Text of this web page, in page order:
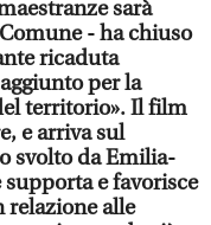
sarà
- ha chiuso
ricaduta
per la
territorio». Il film
e arriva sul
svolto da Emilia-
e favorisce
relazione alle